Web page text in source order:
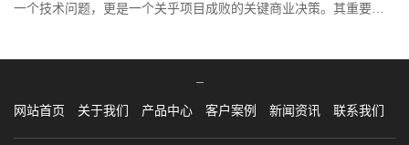
一个技术问题，更是一个关乎项目成败的关键商业决策。其重要性
网站首页 关于我们 产品中心 客户案例 新闻资讯 联系我们